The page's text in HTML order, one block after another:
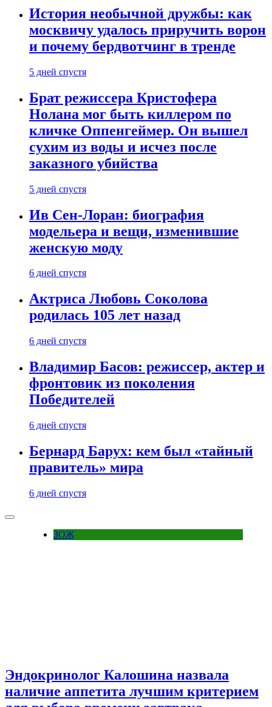
История необычной дружбы: как
москвичу удалось приручить ворон
и почему бердвотчинг в тренде
5 дней спустя
Брат режиссера Кристофера
Нолана мог быть киллером по
кличке Оппенгеймер. Он вышел
сухим из воды и исчез после
заказного убийства
5 дней спустя
Ив Сен-Лоран: биография
модельера и вещи, изменившие
женскую моду
6 дней спустя
Актриса Любовь Соколова
родилась 105 лет назад
6 дней спустя
Владимир Басов: режиссер, актер и
фронтовик из поколения
Победителей
6 дней спустя
Бернард Барух: кем был «тайный
правитель» мира
6 дней спустя
ЗОЖ
Эндокринолог Калошина назвала
наличие аппетита лучшим критерием